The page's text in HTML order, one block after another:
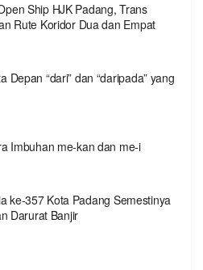
Ship HJK Padang, Trans
Rute Koridor Dua dan Empat
Depan “dari” dan “daripada” yang
Imbuhan me-kan dan me-i
ke-357 Kota Padang Semestinya
Darurat Banjir